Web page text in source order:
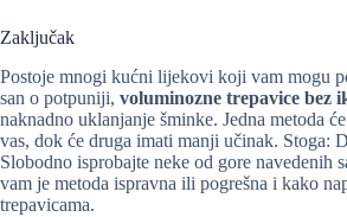
Zaključak
Postoje mnogi kućni lijekovi koji vam mogu
san o potpuniji, voluminozne trepavice bez
naknadno uklanjanje šminke. Jedna metoda
vas, dok će druga imati manji učinak. Stoga:
Slobodno isprobajte neke od gore navedenih
vam je metoda ispravna ili pogrešna i kako
trepavicama.